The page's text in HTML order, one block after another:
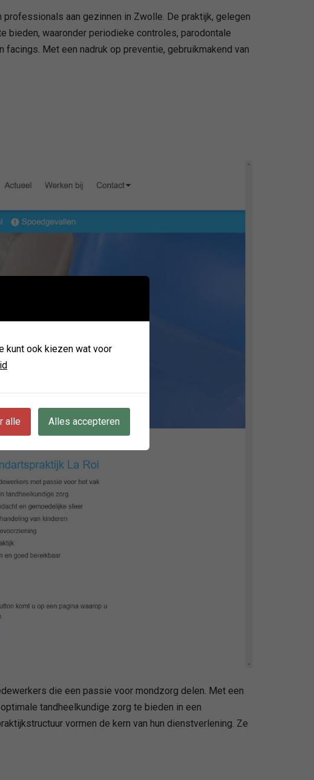
aan gezinnen in Zwolle. De praktijk, gelegen
bieden, waaronder periodieke controles, parodontale
Met een nadruk op preventie, gebruikmakend van
die een passie voor mondzorg delen. Met een
tandheelkundige zorg te bieden in een
vormen de kern van hun dienstverlening. Ze
kunt ook kiezen wat voor
alle Alles accepteren